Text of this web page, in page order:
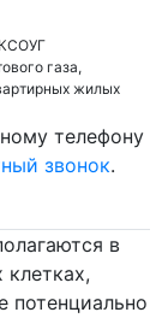
КСОУГ
газа,
жилых
телефону
звонок.
в
потенциально